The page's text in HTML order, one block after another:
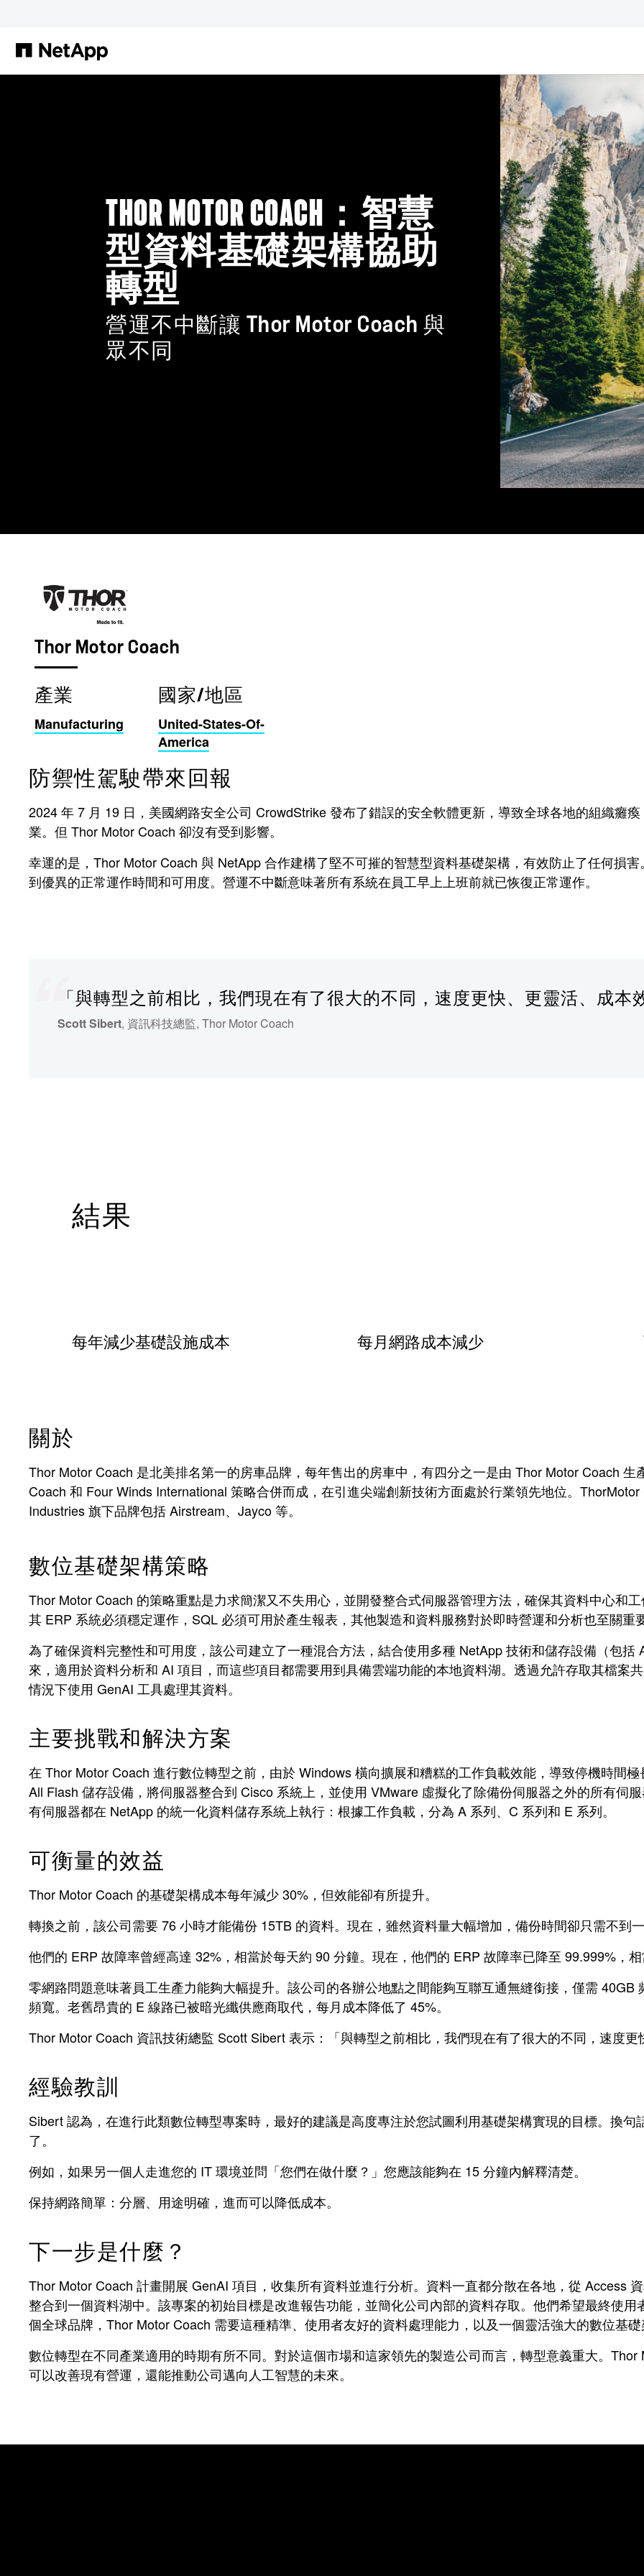
THOR MOTOR COACH：智慧
型資料基礎架構協助
轉型
營運不中斷讓 Thor Motor Coach 與
眾不同
Thor Motor Coach
產業
Manufacturing
國家/地區
United-States-Of-
America
防禦性駕駛帶來回報
2024 年 7 月 19 日，美國網路安全公司 CrowdStrike 發布了錯誤的安全軟體更新，導致全球各地的組織癱
業。但 Thor Motor Coach 卻沒有受到影響。
幸運的是，Thor Motor Coach 與 NetApp 合作建構了堅不可摧的智慧型資料基礎架構，有效防止了任何損
到優異的正常運作時間和可用度。營運不中斷意味著所有系統在員工早上上班前就已恢復正常運作。
「與轉型之前相比，我們現在有了很大的不同，速度更快、更靈活、成本
Scott Sibert, 資訊科技總監, Thor Motor Coach
結果
每年減少基礎設施成本 每月網路成本減少
關於
Thor Motor Coach 是北美排名第一的房車品牌，每年售出的房車中，有四分之一是由 Thor Motor Coach
Coach 和 Four Winds International 策略合併而成，在引進尖端創新技術方面處於行業領先地位。
Industries 旗下品牌包括 Airstream、Jayco 等。
數位基礎架構策略
Thor Motor Coach 的策略重點是力求簡潔又不失用心，並開發整合式伺服器管理方法，確保其資料中心和
其 ERP 系統必須穩定運作，SQL 必須可用於產生報表，其他製造和資料服務對於即時營運和分析也至關重要
為了確保資料完整性和可用度，該公司建立了一種混合方法，結合使用多種 NetApp 技術和儲存設備（包
來，適用於資料分析和 AI 項目，而這些項目都需要用到具備雲端功能的本地資料湖。透過允許存取其檔案
情況下使用 GenAI 工具處理其資料。
主要挑戰和解決方案
在 Thor Motor Coach 進行數位轉型之前，由於 Windows 橫向擴展和糟糕的工作負載效能，導致停機時間
All Flash 儲存設備，將伺服器整合到 Cisco 系統上，並使用 VMware 虛擬化了除備份伺服器之外的所有伺
有伺服器都在 NetApp 的統一化資料儲存系統上執行：根據工作負載，分為 A 系列、C 系列和 E 系列。
可衡量的效益
Thor Motor Coach 的基礎架構成本每年減少 30%，但效能卻有所提升。
轉換之前，該公司需要 76 小時才能備份 15TB 的資料。現在，雖然資料量大幅增加，備份時間卻只需不到一
他們的 ERP 故障率曾經高達 32%，相當於每天約 90 分鐘。現在，他們的 ERP 故障率已降至 99.999%，
零網路問題意味著員工生產力能夠大幅提升。該公司的各辦公地點之間能夠互聯互通無縫銜接，僅需
頻寬。老舊昂貴的 E 線路已被暗光纖供應商取代，每月成本降低了 45%。
Thor Motor Coach 資訊技術總監 Scott Sibert 表示：「與轉型之前相比，我們現在有了很大的不同，速度更
經驗教訓
Sibert 認為，在進行此類數位轉型專案時，最好的建議是高度專注於您試圖利用基礎架構實現的目標。換
了。
例如，如果另一個人走進您的 IT 環境並問「您們在做什麼？」您應該能夠在 15 分鐘內解釋清楚。
保持網路簡單：分層、用途明確，進而可以降低成本。
下一步是什麼？
Thor Motor Coach 計畫開展 GenAI 項目，收集所有資料並進行分析。資料一直都分散在各地，從 Access
整合到一個資料湖中。該專案的初始目標是改進報告功能，並簡化公司內部的資料存取。他們希望最終使
個全球品牌，Thor Motor Coach 需要這種精準、使用者友好的資料處理能力，以及一個靈活強大的數位基礎
數位轉型在不同產業適用的時期有所不同。對於這個市場和這家領先的製造公司而言，轉型意義重大。
可以改善現有營運，還能推動公司邁向人工智慧的未來。